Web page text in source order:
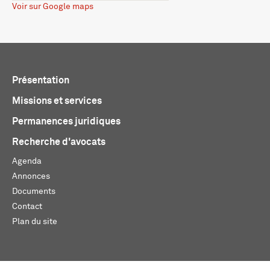
Voir sur Google maps
Présentation
Missions et services
Permanences juridiques
Recherche d'avocats
Agenda
Annonces
Documents
Contact
Plan du site